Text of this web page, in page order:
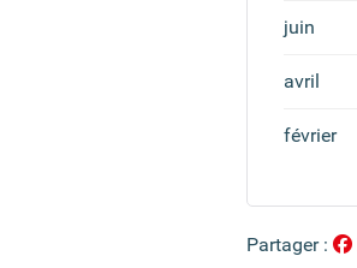
juin
avril
février
Partager :